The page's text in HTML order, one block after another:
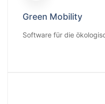
Green Mobility
Software für die